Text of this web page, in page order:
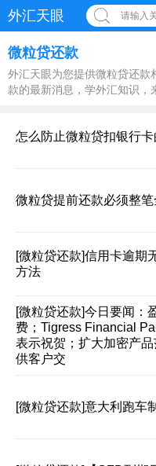
外汇天眼 请输入
微粒贷还款
外汇天眼为您提供微粒贷还款
款的最新消息，学外汇知识，
怎么防止微粒贷扣银行
微粒贷提前还款必须整
[微粒贷还款]信用卡逾期
方法
[微粒贷还款]今日要闻：
费；Tigress Financial
表示祝贺；扩大加密产
供客户交
[微粒贷还款]意大利跑车